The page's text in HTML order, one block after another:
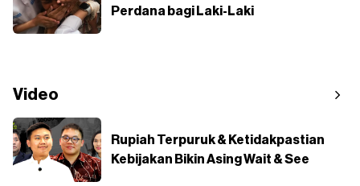
Perdana bagi Laki-Laki
Video
Rupiah Terpuruk & Ketidakpastian
Kebijakan Bikin Asing Wait & See